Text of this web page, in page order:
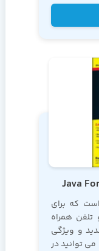
که برای
تلفن همراه
و ویژگی
توانید در